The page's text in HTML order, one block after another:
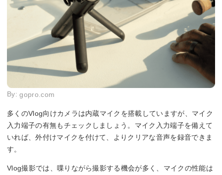
By:gopro.com
多くのVlog向けカメラは内蔵マイクを搭載していますが、マイク
入力端子の有無もチェックしましょう。マイク入力端子を備えて
いれば、外付けマイクを付けて、よりクリアな音声を録音できま
す。
Vlog撮影では、喋りながら撮影する機会が多く、マイクの性能は